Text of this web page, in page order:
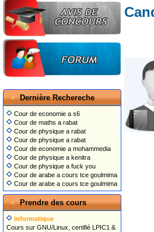
Dernière Rechereche
Cour de economie a s6
Cour de maths a rabat
Cour de physique a rabat
Cour de physique a rabat
Cour de economie a mohammedia
Cour de physique a kenitra
Cour de physique a fuck you
Cour de arabe a cours tce goulmima
Cour de arabe a cours tce goulmima
Prendre des cours
informatique
Cours sur GNU/Linux, certifié LPIC1 &